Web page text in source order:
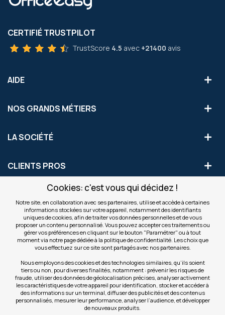
Cookies: c'est vous qui décidez !
Notre site, en collaboration avec ses partenaires, utilise et accède à certaines
informations stockées sur votre appareil, notamment des identifiants
uniques de cookies, afin de traiter vos données personnelles et de vous
proposer un contenu personnalisé. Vous pouvez accepter ces traitements ou
gérer vos préférences en cliquant sur le bouton "Paramétrer" ou à tout
moment via notre page dédiée à la politique de confidentialité. Les choix que
vous effectuez sur ce site sont partagés avec nos partenaires.
Nous employons des cookies et des technologies similaires, qu’ils soient
tiers ou non, pour diverses finalités, notamment : prévenir les risques de
fraude, utiliser des données de géolocalisation précises, analyser activement
les caractéristiques de votre appareil pour identification, stocker et accéder à
des informations sur un terminal, diffuser des publicités et des contenus
personnalisés, mesurer leur performance, analyser l’audience, et développer
de nouveaux produits.
CERTIFIÉ TRUSTPILOT
TrustScore 4.5 avec +21400 avis
AIDE
NOS GRANDS MÉTIERS
LA SOCIÉTÉ
CLIENTS PROS
S'INSCRIRE AUX OFFRES COMMERCIALES
Inscription
notre
newsletter
Valider
NOS SITES